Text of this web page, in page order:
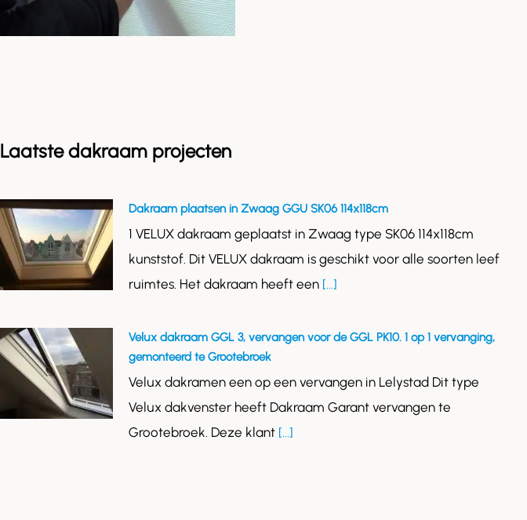
Laatste dakraam projecten
Dakraam plaatsen in Zwaag GGU SK06 114x118cm
1 VELUX dakraam geplaatst in Zwaag type SK06 114x118cm
kunststof. Dit VELUX dakraam is geschikt voor alle soorten leef
ruimtes. Het dakraam heeft een [...]
Velux dakraam GGL 3, vervangen voor de GGL PK10. 1 op 1 vervanging,
gemonteerd te Grootebroek
Velux dakramen een op een vervangen in Lelystad Dit type
Velux dakvenster heeft Dakraam Garant vervangen te
Grootebroek. Deze klant [...]